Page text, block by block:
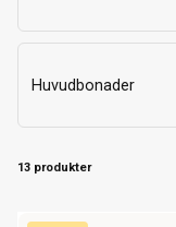
Huvudbonader
13 produkter